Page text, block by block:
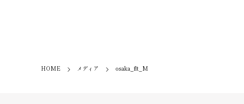
HOME メディア osaka_flt_M